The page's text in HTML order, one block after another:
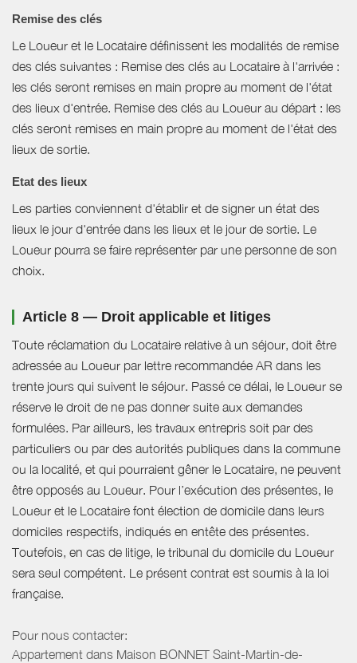
Remise des clés
Le Loueur et le Locataire définissent les modalités de remise
des clés suivantes : Remise des clés au Locataire à l'arrivée :
les clés seront remises en main propre au moment de l'état
des lieux d'entrée. Remise des clés au Loueur au départ : les
clés seront remises en main propre au moment de l'état des
lieux de sortie.
Etat des lieux
Les parties conviennent d'établir et de signer un état des
lieux le jour d'entrée dans les lieux et le jour de sortie. Le
Loueur pourra se faire représenter par une personne de son
choix.
Article 8 — Droit applicable et litiges
Toute réclamation du Locataire relative à un séjour, doit être
adressée au Loueur par lettre recommandée AR dans les
trente jours qui suivent le séjour. Passé ce délai, le Loueur se
réserve le droit de ne pas donner suite aux demandes
formulées. Par ailleurs, les travaux entrepris soit par des
particuliers ou par des autorités publiques dans la commune
ou la localité, et qui pourraient gêner le Locataire, ne peuvent
être opposés au Loueur. Pour l’exécution des présentes, le
Loueur et le Locataire font élection de domicile dans leurs
domiciles respectifs, indiqués en entête des présentes.
Toutefois, en cas de litige, le tribunal du domicile du Loueur
sera seul compétent. Le présent contrat est soumis à la loi
française.
Pour nous contacter:
Appartement dans Maison BONNET Saint-Martin-de-